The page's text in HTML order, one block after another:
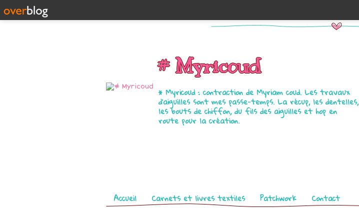
# Myricoud
* Myricoud : contraction de Myriam coud. Les travaux
d'aiguilles sont mes passe-temps. La récup, les dentelles,
les bouts de chiffon, du fils des aiguilles et hop en
route pour la création.
Pages
Accueil Carnets et livres textiles Patchwork Contact